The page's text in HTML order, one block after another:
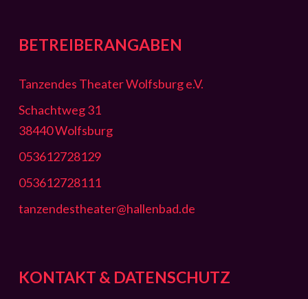
BETREIBERANGABEN
Tanzendes Theater Wolfsburg e.V.
Schachtweg 31
38440 Wolfsburg
053612728129
053612728111
tanzendestheater@hallenbad.de
KONTAKT & DATENSCHUTZ